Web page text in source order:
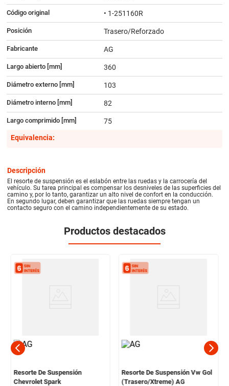
Código original • 1-251160R
Posición Trasero/Reforzado
Fabricante AG
Largo abierto [mm] 360
Diámetro externo [mm] 103
Diámetro interno [mm] 82
Largo comprimido [mm]
75
Equivalencia:
Descripción
El resorte de suspensión es el eslabón entre las ruedas y la carrocería del
vehículo. Su tarea principal es compensar los desniveles de las superficies del
camino y, por lo tanto, garantizar un alto nivel de confort en la conducción.
En segundo lugar, deben garantizar que las ruedas siempre tengan un
contacto seguro con el camino independientemente de su estado.
Productos destacados
Resorte De Suspensión
Chevrolet Spark
Resorte De Suspensión Vw Gol
(Trasero/Xtreme) AG